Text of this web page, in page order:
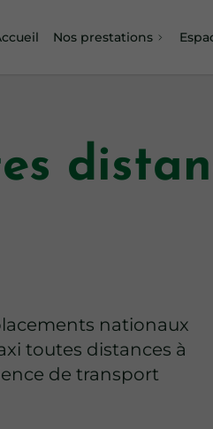
Nos prestations
nationaux
toutes distances à
de transport